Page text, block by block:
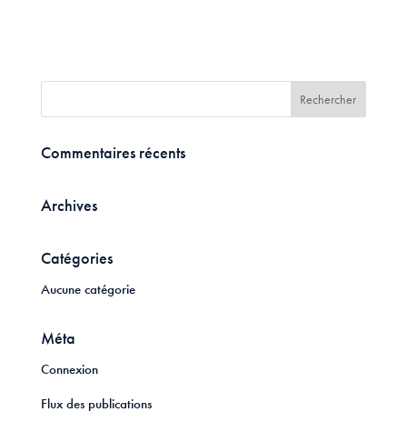
Commentaires récents
Archives
Catégories
Aucune catégorie
Méta
Connexion
Flux des publications